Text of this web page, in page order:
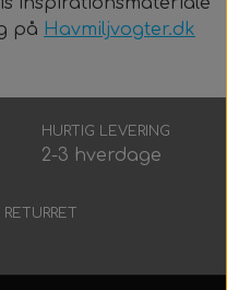
på Havmiljvogter.dk
HURTIG LEVERING
2-3 hverdage